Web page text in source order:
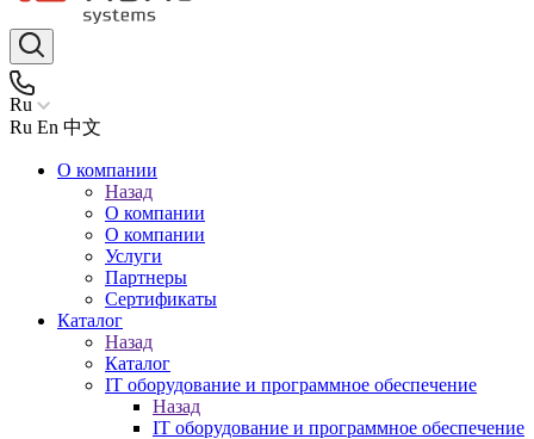
Ru
Ru En 中文
О компании
Назад
О компании
О компании
Услуги
Партнеры
Сертификаты
Каталог
Назад
Каталог
IT оборудование и программное обеспечение
Назад
IT оборудование и программное обеспечение